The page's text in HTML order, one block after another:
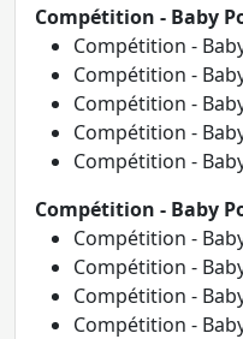
Compétition - Baby
Compétition -
Compétition -
Compétition -
Compétition -
Compétition -
Compétition - Baby
Compétition -
Compétition -
Compétition -
Compétition -